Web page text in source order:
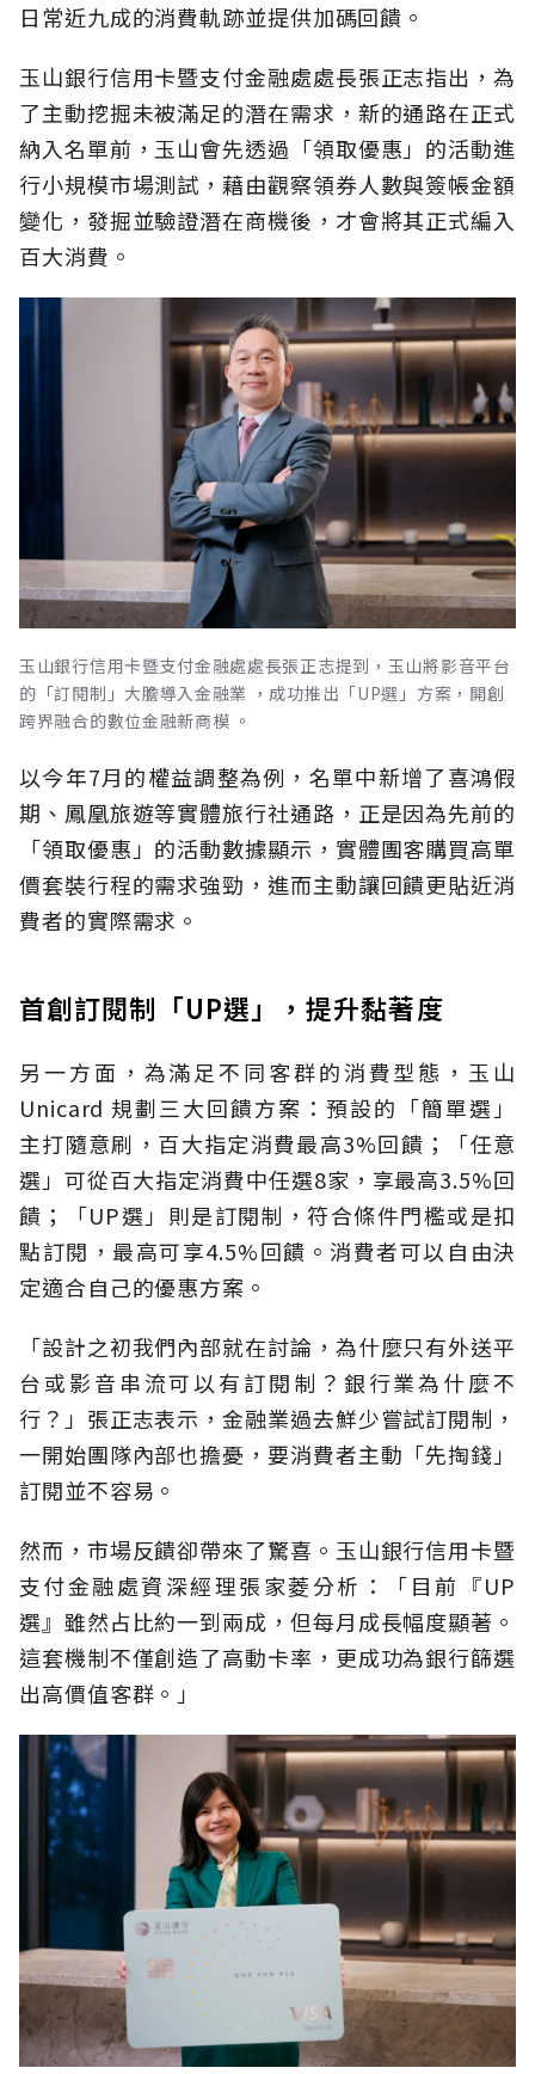
日常近九成的消費軌跡並提供加碼回饋。
玉山銀行信用卡暨支付金融處處長張正志指出，為
了主動挖掘未被滿足的潛在需求，新的通路在正式
納入名單前，玉山會先透過「領取優惠」的活動進
行小規模市場測試，藉由觀察領券人數與簽帳金額
變化，發掘並驗證潛在商機後，才會將其正式編入
百大消費。
玉山銀行信用卡暨支付金融處處長張正志提到，玉山將影音平台
的「訂閱制」大膽導入金融業 ，成功推出「UP選」方案，開創
跨界融合的數位金融新商模 。
以今年7月的權益調整為例，名單中新增了喜鴻假
期、鳳凰旅遊等實體旅行社通路，正是因為先前的
「領取優惠」的活動數據顯示，實體團客購買高單
價套裝行程的需求強勁，進而主動讓回饋更貼近消
費者的實際需求。
首創訂閱制「UP選」，提升黏著度
另一方面，為滿足不同客群的消費型態，玉山
Unicard 規劃三大回饋方案：預設的「簡單選」
主打隨意刷，百大指定消費最高3%回饋；「任意
選」可從百大指定消費中任選8家，享最高3.5%回
饋；「UP選」則是訂閱制，符合條件門檻或是扣
點訂閱，最高可享4.5%回饋。消費者可以自由決
定適合自己的優惠方案。
「設計之初我們內部就在討論，為什麼只有外送平
台或影音串流可以有訂閱制？銀行業為什麼不
行？」張正志表示，金融業過去鮮少嘗試訂閱制，
一開始團隊內部也擔憂，要消費者主動「先掏錢」
訂閱並不容易。
然而，市場反饋卻帶來了驚喜。玉山銀行信用卡暨
支付金融處資深經理張家菱分析：「目前『UP
選』雖然占比約一到兩成，但每月成長幅度顯著。
這套機制不僅創造了高動卡率，更成功為銀行篩選
出高價值客群。」